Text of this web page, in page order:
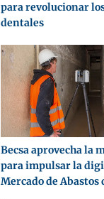
para revolucionar
dentales
Becsa aprovecha la
para impulsar la
Mercado de Abastos